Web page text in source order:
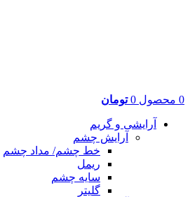
0 محصول 0 تومان
آرایشی و گریم
آرایش چشم
خط چشم/ مداد چشم
ریمل
سایه چشم
گلیتر